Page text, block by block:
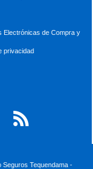
Electrónicas de Compra y
privacidad
Seguros Tequendama -